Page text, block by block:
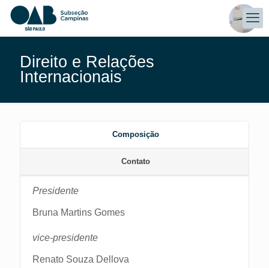
Direito e Relações
Internacionais
Composição
Contato
Presidente
Bruna Martins Gomes
vice-presidente
Renato Souza Dellova